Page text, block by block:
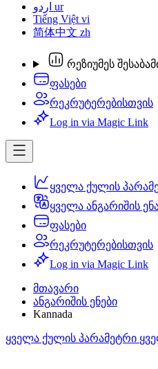
اردو ur
Tiếng Việt vi
简体中文 zh
რეზიუმეს
ფასები
რეკრუტერებისთვის
Log in via Magic Link
ყველა ქულის
ყველა ანგარიშის
ფასები
რეკრუტერებისთვის
Log in via Magic Link
მთავარი
ანგარიშის ენები
Kannada
ყველა ქულის პარამეტრი